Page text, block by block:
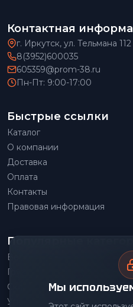
Мы
Контактная
г. Иркутск, ул. Тельмана 112
8(3952)600035
605359@prom-38.ru
Пн-Пт: 9:00-17:00
Быстрые ссылки
Каталог
О компании
Доставка
Оплата
Контакты
Правовая информация
Популярные
Весовое оборудование
Грузоподъемное
Складское оборудование
Упаковочное оборудование